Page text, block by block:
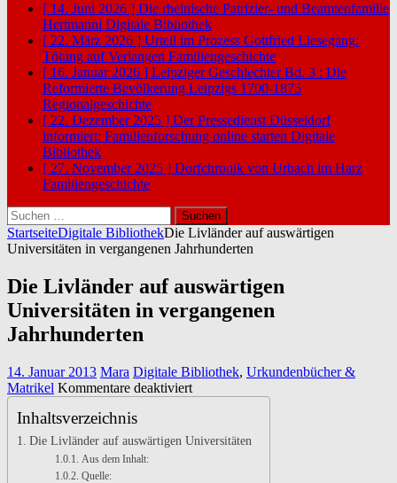
[ 14. Juni 2026 ] Die rheinische Patrizier- und Beamtenfamilie
Hertmanni Digitale Bibliothek
[ 22. März 2026 ] Urteil im Prozess Gottfried Liesegang:
Tötung auf Verlangen Familiengeschichte
[ 16. Januar 2026 ] Leipziger Geschlechter Bd. 3 : Die
Reformierte Bevölkerung Leipzigs 1700-1875
Regionalgeschichte
[ 22. Dezember 2025 ] Der Pressedienst Düsseldorf
informiert: Familienforschung online starten Digitale
Bibliothek
[ 27. November 2025 ] Dorfchronik von Urbach im Harz
Familiengeschichte
Suchen
nach:
StartseiteDigitale BibliothekDie Livländer auf auswärtigen
Universitäten in vergangenen Jahrhunderten
Die Livländer auf auswärtigen
Universitäten in vergangenen
Jahrhunderten
14. Januar 2013 Mara Digitale Bibliothek, Urkundenbücher &
Matrikel Kommentare deaktiviertfür
auf
Inhaltsverzeichnis
Die Livländer auf auswärtigen Universitäten
Aus dem Inhalt:
Quelle: